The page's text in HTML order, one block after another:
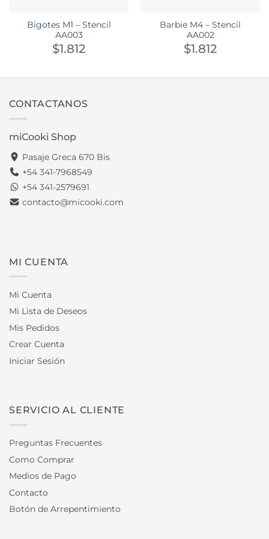
Bigotes M1 – Stencil
AA003
$1.812
Barbie M4 – Stencil
AA002
$1.812
CONTACTANOS
miCooki Shop
Pasaje Greca 670 Bis
+54 341-7968549
+54 341-2579691
contacto@micooki.com
MI CUENTA
Mi Cuenta
Mi Lista de Deseos
Mis Pedidos
Crear Cuenta
Iniciar Sesión
SERVICIO AL CLIENTE
Preguntas Frecuentes
Como Comprar
Medios de Pago
Contacto
Botón de Arrepentimiento